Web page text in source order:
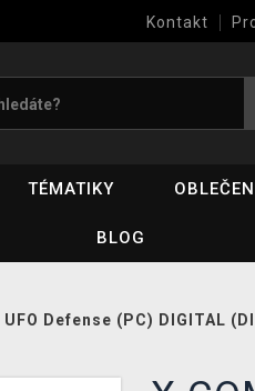
Kontakt
TÉMATIKY
BLOG
UFO Defense (PC) DIGITAL